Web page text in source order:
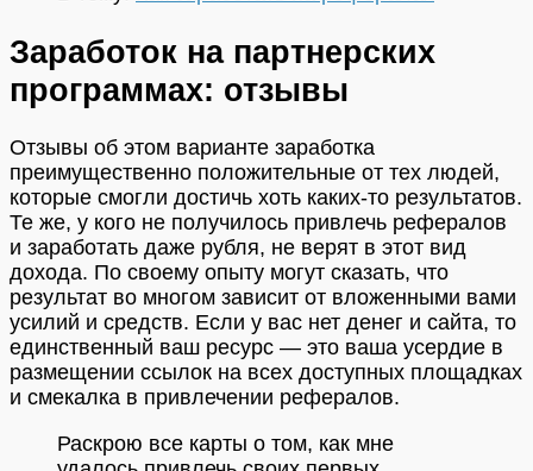
Заработок на партнерских
программах: отзывы
Отзывы об этом варианте заработка
преимущественно положительные от тех людей,
которые смогли достичь хоть каких-то результатов.
Те же, у кого не получилось привлечь рефералов
и заработать даже рубля, не верят в этот вид
дохода. По своему опыту могут сказать, что
результат во многом зависит от вложенными вами
усилий и средств. Если у вас нет денег и сайта, то
единственный ваш ресурс — это ваша усердие в
размещении ссылок на всех доступных площадках
и смекалка в привлечении рефералов.
Раскрою все карты о том, как мне